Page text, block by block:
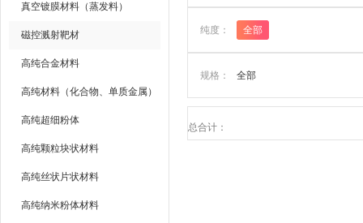
真空镀膜材料（蒸发料）
磁控溅射靶材
高纯合金材料
高纯材料（化合物、单质金属）
高纯超细粉体
高纯颗粒块状材料
高纯丝状片状材料
高纯纳米粉体材料
纯度： 全部
规格： 全部
总合计：